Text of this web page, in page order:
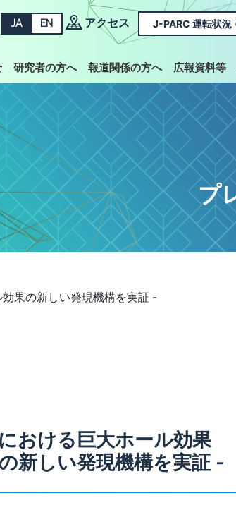
JA EN アクセス J-PARC 運転状況
研究者の方へ 報道関係の方へ 広報資料等
プ
果の新しい発現機構を実証 -
おける巨大ホール効果
新しい発現機構を実証 -